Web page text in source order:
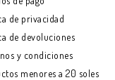
de privacidad
de devoluciones
y condiciones
menores a 20 soles